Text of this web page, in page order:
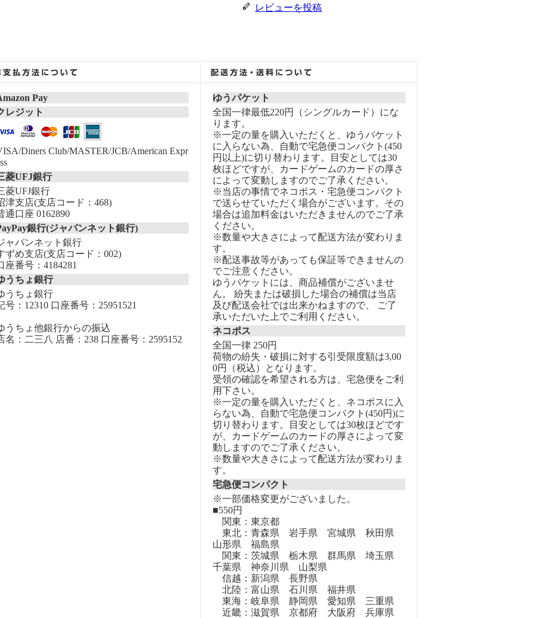
レビューを投稿
Pay
レジット
Diners Club/MASTER/JCB/American Expr
菱UFJ銀行
菱UFJ銀行
津支店(支店コード：468)
通口座 0162890
銀行(ジャパンネット銀行)
ャパンネット銀行
ずめ支店(支店コード：002)
座番号：4184281
うちょ銀行
うちょ銀行
号：12310 口座番号：25951521
うちょ他銀行からの振込
名：二三八 店番：238 口座番号：2595152
ゆうパケット
全国一律最低220円（シングルカード）にな
ります。
※一定の量を購入いただくと、ゆうパケット
に入らない為、自動で宅急便コンパクト(450
円以上)に切り替わります。目安としては30
枚ほどですが、カードゲームのカードの厚さ
によって変動しますのでご了承ください。
※当店の事情でネコポス・宅急便コンパクト
で送らせていただく場合がございます。その
場合は追加料金はいただきませんのでご了承
ください。
※数量や大きさによって配送方法が変わりま
す。
※配送事故等があっても保証等できませんの
でご注意ください。
ゆうパケットには、商品補償がございませ
ん。 紛失または破損した場合の補償は当店
及び配送会社では出来かねますので、 ご了
承いただいた上でご利用ください。
ネコポス
全国一律 250円
荷物の紛失・破損に対する引受限度額は3,00
0円（税込）となります。
受領の確認を希望される方は、宅急便をご利
用下さい。
※一定の量を購入いただくと、ネコポスに入
らない為、自動で宅急便コンパクト(450円)に
切り替わります。目安としては30枚ほどです
が、カードゲームのカードの厚さによって変
動しますのでご了承ください。
※数量や大きさによって配送方法が変わりま
す。
宅急便コンパクト
※一部価格変更がございました。
■550円
関東：東京都
東北：青森県 岩手県 宮城県 秋田県
山形県 福島県
関東：茨城県 栃木県 群馬県 埼玉県
千葉県 神奈川県 山梨県
信越：新潟県 長野県
北陸：富山県 石川県 福井県
東海：岐阜県 静岡県 愛知県 三重県
近畿：滋賀県 京都府 大阪府 兵庫県